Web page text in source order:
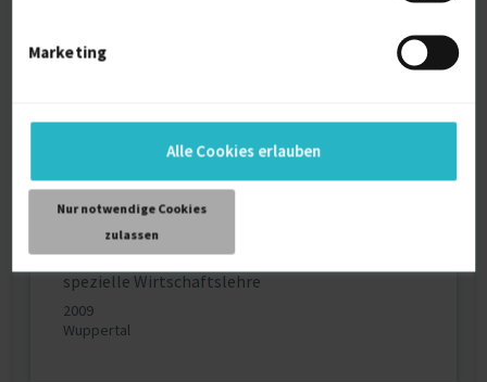
Marketing
Alle Cookies erlauben
Nur notwendige Cookies
zulassen
OPQ 32
Ausbildung
Wirtschaftswissenschaften
1. Staatsexamen Wirtschaftswissenschaften und
spezielle Wirtschaftslehre
2009
Wuppertal